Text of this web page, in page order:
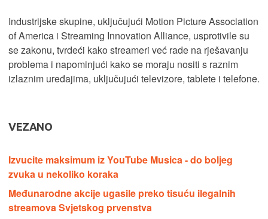
Industrijske skupine, uključujući Motion Picture Association
of America i Streaming Innovation Alliance, usprotivile su
se zakonu, tvrdeći kako streameri već rade na rješavanju
problema i napominjući kako se moraju nositi s raznim
izlaznim uređajima, uključujući televizore, tablete i telefone.
VEZANO
Izvucite maksimum iz YouTube Musica - do boljeg
zvuka u nekoliko koraka
Međunarodne akcije ugasile preko tisuću ilegalnih
streamova Svjetskog prvenstva